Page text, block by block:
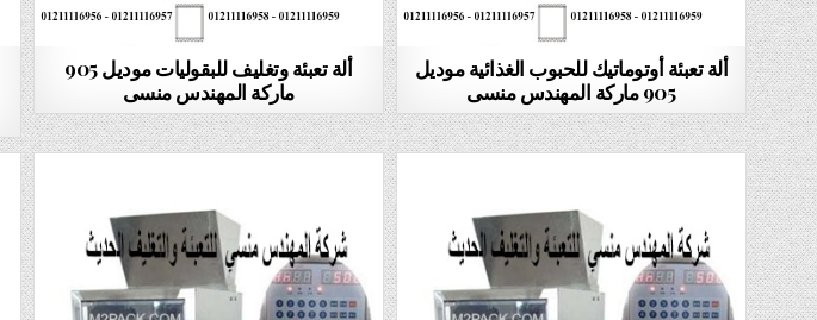
ألة تعبئة وتغليف للبقوليات موديل 905
ماركة المهندس منسى
ألة تعبئة أوتوماتيك للحبوب الغذائية موديل
905 ماركة المهندس منسى